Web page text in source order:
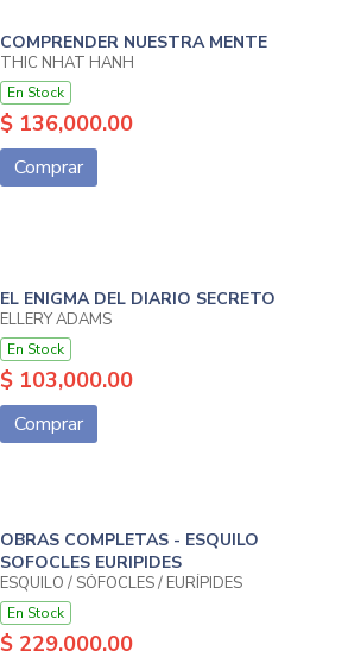
COMPRENDER NUESTRA MENTE
THIC NHAT HANH
En Stock
$ 136,000.00
Comprar
EL ENIGMA DEL DIARIO SECRETO
ELLERY ADAMS
En Stock
$ 103,000.00
Comprar
OBRAS COMPLETAS - ESQUILO
SOFOCLES EURIPIDES
ESQUILO / SÓFOCLES / EURÍPIDES
En Stock
$ 229,000.00